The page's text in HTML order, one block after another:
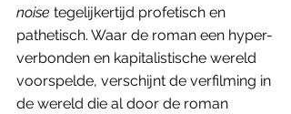
noise tegelijkertijd profetisch en
pathetisch. Waar de roman een hyper-
verbonden en kapitalistische wereld
voorspelde, verschijnt de verfilming in
de wereld die al door de roman